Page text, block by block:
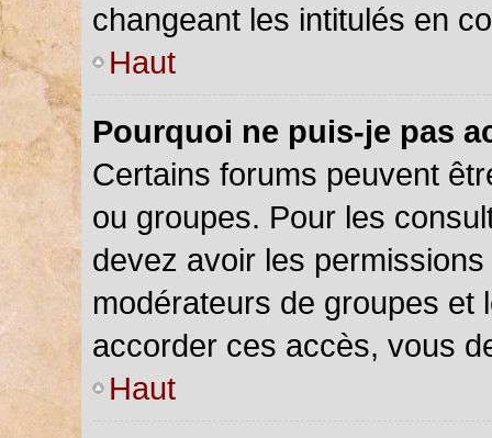
changeant les intitulés en
Haut
Pourquoi ne puis-je pas
Certains forums peuvent
ou groupes. Pour les
devez avoir les
modérateurs de groupes et
accorder ces accès, vous
Haut